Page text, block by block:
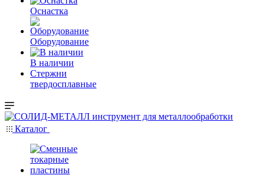
Оснастка
Оборудование
В наличии
Стержни
твердосплавные
Каталог